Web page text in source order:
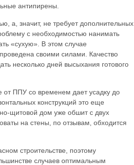
антипирены.
а, значит, не требует дополнительных
с необходимостью нанимать
«сухую». В этом случае
своими силами. Качество
несколько дней высыхания готового
от ППУ со временем дает усадку до
конструкций это еще
щитовой дом уже обшит с двух
на стены, по отзывам, обходится
строительстве, поэтому
случаев оптимальным